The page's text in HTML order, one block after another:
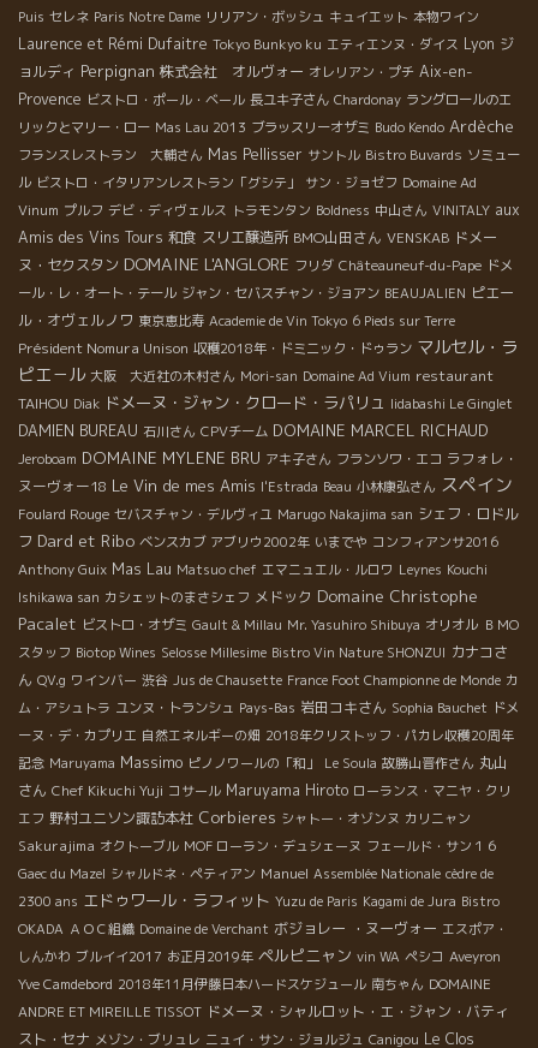
Puis セレネ Paris Notre Dame リリアン・ボッシュ キュイエット 本物ワイン
Laurence et Rémi Dufaitre Tokyo Bunkyo ku エティエンヌ・ダイス Lyon ジ
ョルディ Perpignan 株式会社 オルヴォー オレリアン・プチ Aix-en-
Provence ビストロ・ポール・ベール 長ユキ子さん Chardonay ラングロールのエ
リックとマリー・ロー Mas Lau 2013 ブラッスリーオザミ Budo Kendo Ardèche
フランスレストラン 大輔さん Mas Pellisser サントル Bistro Buvards ソミュー
ル ビストロ・イタリアンレストラン「グシテ」 サン・ジョゼフ Domaine Ad
Vinum プルフ デビ・ディヴェルス トラモンタン Boldness 中山さん VINITALY aux
Amis des Vins Tours 和食 スリエ醸造所 BMO山田さん VENSKAB ドメー
ヌ・セクスタン DOMAINE L'ANGLORE フリダ Châteauneuf-du-Pape ドメ
ール・レ・オート・テール ジャン・セバスチャン・ジョアン BEAUJALIEN ピエー
ル・オヴェルノワ 東京恵比寿 Academie de Vin Tokyo 6 Pieds sur Terre
Président Nomura Unison 収穫2018年・ドミニック・ドゥラン マルセル・ラ
ピエ－ル 大阪 大近社の木村さん Mori-san Domaine Ad Vium restaurant
TAIHOU Diak ドメーヌ・ジャン・クロード・ラパリュ Iidabashi Le Ginglet
DAMIEN BUREAU 石川さん CPVチーム DOMAINE MARCEL RICHAUD
Jeroboam DOMAINE MYLENE BRU アキ子さん フランソワ・エコ ラフォレ・
ヌーヴォー18 Le Vin de mes Amis l'Estrada Beau 小林康弘さん スペイン
Foulard Rouge セバスチャン・デルヴィユ Marugo Nakajima san シェフ・ロドル
フ Dard et Ribo ベンスカブ アブリウ2002年 いまでや コンフィアンサ2016
Anthony Guix Mas Lau Matsuo chef エマニュエル・ルロワ Leynes Kouchi
Ishikawa san カシェットのまさシェフ メドック Domaine Christophe
Pacalet ビストロ・オザミ Gault & Millau Mr. Yasuhiro Shibuya オリオル ＢＭО
スタッフ Biotop Wines Selosse Millesime Bistro Vin Nature SHONZUI カナコさ
ん QV.g ワインバー 渋谷 Jus de Chausette France Foot Championne de Monde カ
ム・アシュトラ ユンヌ・トランシュ Pays-Bas 岩田コキさん Sophia Bauchet ドメ
ーヌ・デ・カプリエ 自然エネルギーの畑 2018年クリストッフ・パカレ収穫20周年
記念 Maruyama Massimo ピノノワールの「和」 Le Soula 故勝山晋作さん 丸山
さん Chef Kikuchi Yuji コサール Maruyama Hiroto ローランス・マニヤ・クリ
エフ 野村ユニソン諏訪本社 Corbieres シャトー・オゾンヌ カリニャン
Sakurajima オクトーブル MOF ローラン・デュシェーヌ フェールド・サン１６
Gaec du Mazel シャルドネ・ペティアン Manuel Assemblée Nationale cèdre de
2300 ans エドゥワール・ラフィット Yuzu de Paris Kagami de Jura Bistro
OKADA ＡＯＣ組織 Domaine de Verchant ボジョレー ・ヌーヴォー エスポア・
しんかわ ブルイイ2017 お正月2019年 ペルピニャン vin WA ペシコ Aveyron
Yve Camdebord 2018年11月伊藤日本ハードスケジュール 南ちゃん DOMAINE
ANDRE ET MIREILLE TISSOT ドメーヌ・シャルロット・エ・ジャン・バティ
スト・セナ メゾン・ブリュレ ニュイ・サン・ジョルジュ Canigou Le Clos